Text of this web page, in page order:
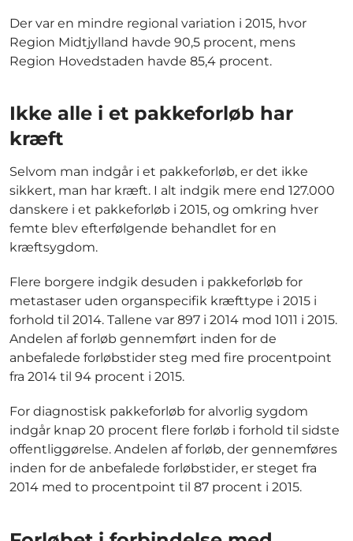
Der var en mindre regional variation i 2015, hvor
Region Midtjylland havde 90,5 procent, mens
Region Hovedstaden havde 85,4 procent.
Ikke alle i et pakkeforløb har
kræft
Selvom man indgår i et pakkeforløb, er det ikke
sikkert, man har kræft. I alt indgik mere end 127.000
danskere i et pakkeforløb i 2015, og omkring hver
femte blev efterfølgende behandlet for en
kræftsygdom.
Flere borgere indgik desuden i pakkeforløb for
metastaser uden organspecifik kræfttype i 2015 i
forhold til 2014. Tallene var 897 i 2014 mod 1011 i 2015.
Andelen af forløb gennemført inden for de
anbefalede forløbstider steg med fire procentpoint
fra 2014 til 94 procent i 2015.
For diagnostisk pakkeforløb for alvorlig sygdom
indgår knap 20 procent flere forløb i forhold til sidste
offentliggørelse. Andelen af forløb, der gennemføres
inden for de anbefalede forløbstider, er steget fra
2014 med to procentpoint til 87 procent i 2015.